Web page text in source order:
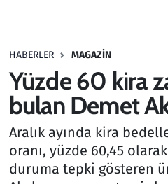
HABERLER MAGAZIN
Yüzde 60 kira
bulan Demet
Aralık ayında kira
oranı, yüzde 60,45
duruma tepki gösteren
Haber
Kültür Sanat
Kurumsal Haberler
Lezzet Durağı